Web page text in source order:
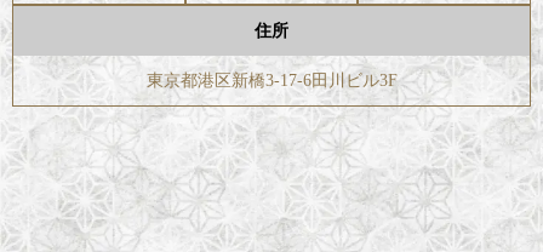
住所
東京都港区新橋3-17-6田川ビル3F